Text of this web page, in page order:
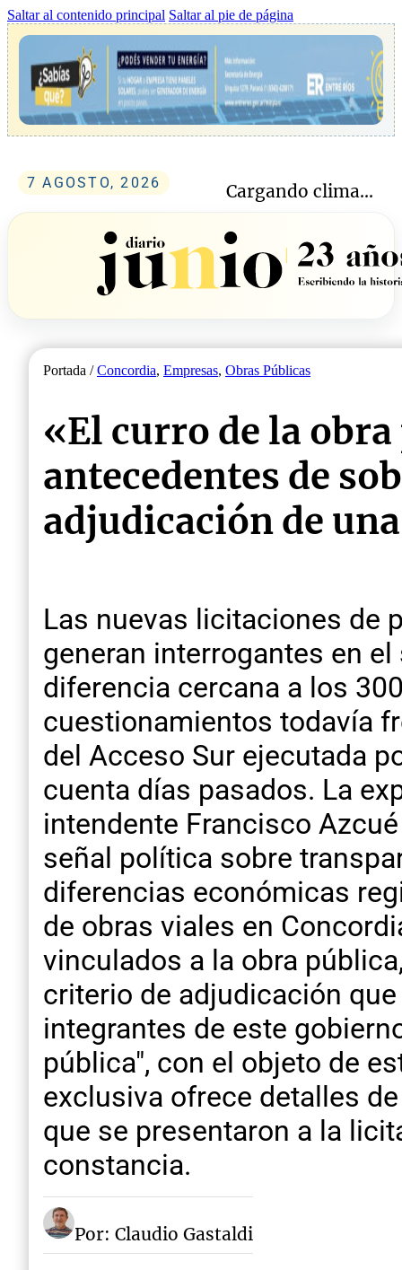
Saltar al contenido principal Saltar al pie de página
7 AGOSTO, 2026 Cargando clima...
Portada /Concordia, Empresas, Obras Públicas
«El curro de la
antecedentes de
adjudicación de
Las nuevas licitaciones de
generan interrogantes en
diferencia cercana a los
cuestionamientos todavía
del Acceso Sur ejecutada
cuenta días pasados. La
intendente Francisco
señal política sobre
diferencias económicas
de obras viales en
vinculados a la obra
criterio de adjudicación
integrantes de este
pública", con el objeto de
exclusiva ofrece detalles
que se presentaron a la
constancia.
Por: Claudio Gastaldi